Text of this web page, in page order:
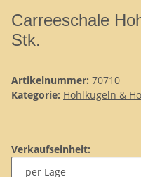
Carreeschale
Stk.
Artikelnummer: 70710
Kategorie: Hohlkugeln &
Verkaufseinheit: